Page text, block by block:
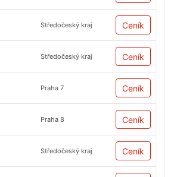
Středočeský kraj Ceník
Středočeský kraj Ceník
Praha 7 Ceník
Praha 8 Ceník
Středočeský kraj Ceník